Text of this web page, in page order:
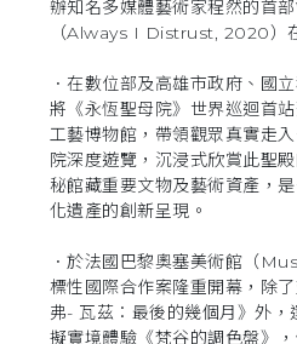
辦知名多媒體藝術家程然的首
（Always I Distrust, 2020）
．在數位部及高雄市政府、國
將《永恆聖母院》世界巡迴首
工藝博物館，帶領觀眾真實走
院深度遊覽，沉浸式欣賞此聖
秘館藏重要文物及藝術資產，
化遺產的創新呈現。
．於法國巴黎奧塞美術館（
標性國際合作案隆重開幕，除
弗- 瓦茲：最後的幾個月》外，
擬實境體驗《梵谷的調色盤》